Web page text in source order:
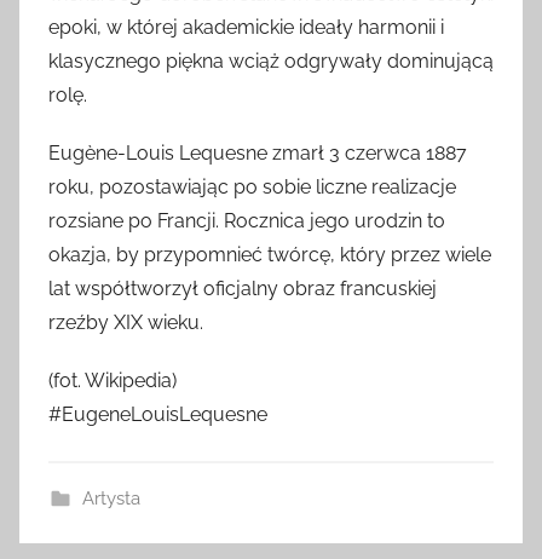
epoki, w której akademickie ideały harmonii i
klasycznego piękna wciąż odgrywały dominującą
rolę.
Eugène-Louis Lequesne zmarł 3 czerwca 1887
roku, pozostawiając po sobie liczne realizacje
rozsiane po Francji. Rocznica jego urodzin to
okazja, by przypomnieć twórcę, który przez wiele
lat współtworzył oficjalny obraz francuskiej
rzeźby XIX wieku.
(fot. Wikipedia)
#EugeneLouisLequesne
Artysta